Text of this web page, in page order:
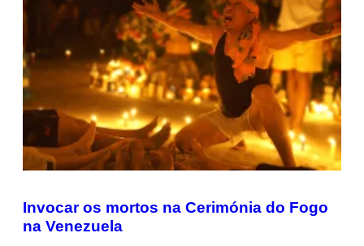
Invocar os mortos na Cerimónia do Fogo
na Venezuela